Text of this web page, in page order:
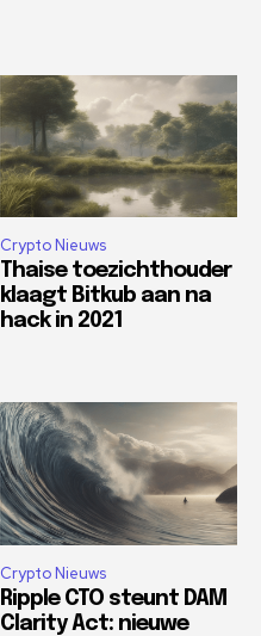
Crypto Nieuws
Thaise toezichthouder
klaagt Bitkub aan na
hack in 2021
Crypto Nieuws
Ripple CTO steunt DAM
Clarity Act: nieuwe